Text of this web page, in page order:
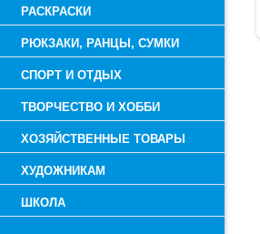
РАСКРАСКИ
РЮКЗАКИ, РАНЦЫ, СУМКИ
СПОРТ И ОТДЫХ
ТВОРЧЕСТВО И ХОББИ
ХОЗЯЙСТВЕННЫЕ ТОВАРЫ
ХУДОЖНИКАМ
ШКОЛА